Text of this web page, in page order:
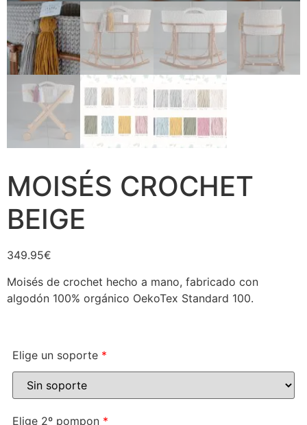
MOISÉS CROCHET
BEIGE
349.95€
Moisés de crochet hecho a mano, fabricado con
algodón 100% orgánico OekoTex Standard 100.
Elige un soporte *
Elige 2º pompon *